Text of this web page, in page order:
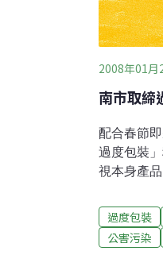
2008年01月
南市取締
配合春節
過度包裝
視本身產
料，目前
毒、可回
正落實「
過度包裝
公害污染